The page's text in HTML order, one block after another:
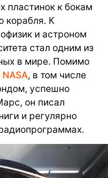
пластинок к бокам
корабля. К
и астроном
стал одним из
в мире. Помимо
, в том числе
успешно
он писал
и регулярно